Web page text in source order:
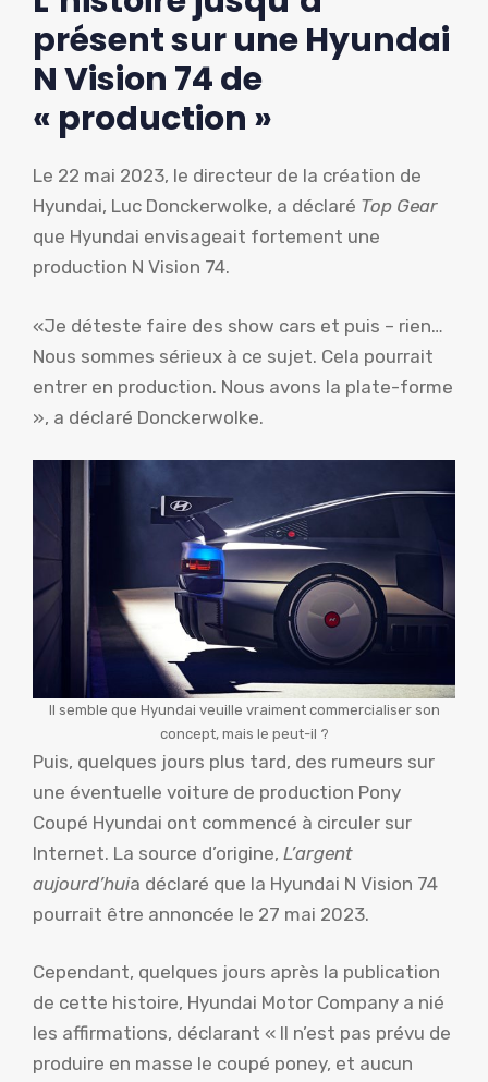
présent sur une Hyundai
N Vision 74 de
« production »
Le 22 mai 2023, le directeur de la création de
Hyundai, Luc Donckerwolke, a déclaré Top Gear
que Hyundai envisageait fortement une
production N Vision 74.
«Je déteste faire des show cars et puis – rien…
Nous sommes sérieux à ce sujet. Cela pourrait
entrer en production. Nous avons la plate-forme
», a déclaré Donckerwolke.
Il semble que Hyundai veuille vraiment commercialiser son
concept, mais le peut-il ?
Puis, quelques jours plus tard, des rumeurs sur
une éventuelle voiture de production Pony
Coupé Hyundai ont commencé à circuler sur
Internet. La source d’origine, L’argent
aujourd’huia déclaré que la Hyundai N Vision 74
pourrait être annoncée le 27 mai 2023.
Cependant, quelques jours après la publication
de cette histoire, Hyundai Motor Company a nié
les affirmations, déclarant « Il n’est pas prévu de
produire en masse le coupé poney, et aucun